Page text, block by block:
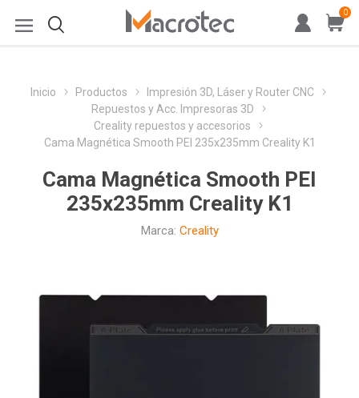
0
Inicio Productos
Impresión 3D, Láser y Router CNC
Repuestos y Acc. Impresoras 3D
Creality repuestos y accesorios
Cama Magnética Smooth PEI 235x235mm Creality K1
Cama Magnética Smooth PEI
235x235mm Creality K1
Marca: Creality